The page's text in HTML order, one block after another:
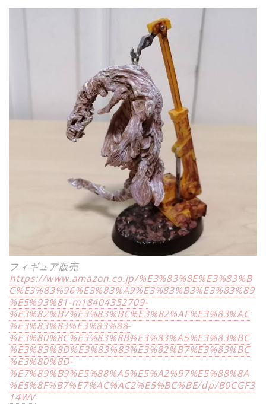
フィギュア販売
https://www.amazon.co.jp/%E3%83%8E%E3%83%B
C%E3%83%96%E3%83%A9%E3%83%B3%E3%83%89
%E5%93%81-m18404352709-
%E3%82%B7%E3%83%BC%E3%82%AF%E3%83%AC
%E3%83%83%E3%83%88-
%E3%80%8C%E3%83%8B%E3%83%A5%E3%83%BC
%E3%83%8D%E3%83%83%E3%82%B7%E3%83%BC
%E3%80%8D-
%E7%89%B9%E5%88%A5%E5%A2%97%E5%88%8A
%E5%8F%B7%E7%AC%AC2%E5%BC%BE/dp/B0CGF3
14WV